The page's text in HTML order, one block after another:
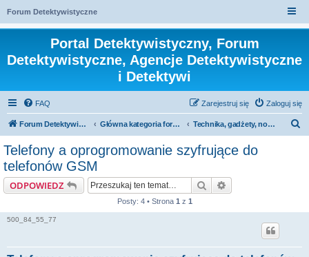
Forum Detektywistyczne
Portal Detektywistyczny, Forum
Detektywistyczne, Agencje Detektywistyczne
i Detektywi
FAQ Zaloguj się
Zarejestruj się
Forum Detektywistyczne, Detektyw Główna kategoria forum Technika, gadżety, nowości
Telefony a oprogromowanie szyfrujące do
telefonów GSM
ODPOWIEDZ Szukaj
Posty: 4 • Strona 1 z 1
500_84_55_77